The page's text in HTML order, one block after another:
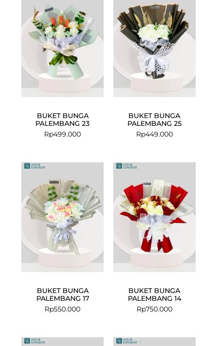
BUKET BUNGA
PALEMBANG 23
Rp499.000
BUKET BUNGA
PALEMBANG 25
Rp449.000
BUKET BUNGA
PALEMBANG 17
Rp550.000
BUKET BUNGA
PALEMBANG 14
Rp750.000